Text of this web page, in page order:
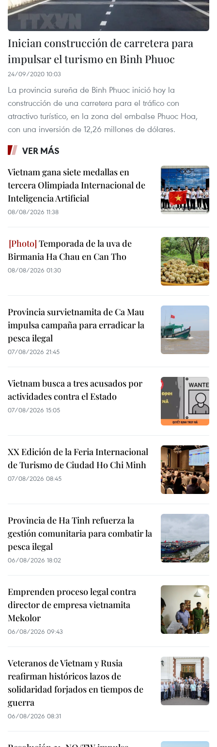
Inician construcción de carretera para
impulsar el turismo en Binh Phuoc
24/09/2020 10:03
La provincia sureña de Binh Phuoc inició hoy la
construcción de una carretera para el tráfico con
atractivo turístico, en la zona del embalse Phuoc Hoa,
con una inversión de 12,26 millones de dólares.
VER MÁS
Vietnam gana siete medallas en
tercera Olimpiada Internacional de
Inteligencia Artificial
08/08/2026 11:38
Temporada de la uva de
Birmania Ha Chau en Can Tho
08/08/2026 01:30
Provincia survietnamita de Ca Mau
impulsa campaña para erradicar la
pesca ilegal
07/08/2026 21:45
Vietnam busca a tres acusados por
actividades contra el Estado
07/08/2026 15:05
XX Edición de la Feria Internacional
de Turismo de Ciudad Ho Chi Minh
07/08/2026 08:45
Provincia de Ha Tinh refuerza la
gestión comunitaria para combatir la
pesca ilegal
06/08/2026 18:02
Emprenden proceso legal contra
director de empresa vietnamita
Mekolor
06/08/2026 09:43
Veteranos de Vietnam y Rusia
reafirman históricos lazos de
solidaridad forjados en tiempos de
guerra
06/08/2026 08:31